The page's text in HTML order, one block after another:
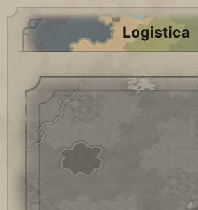
Logistica